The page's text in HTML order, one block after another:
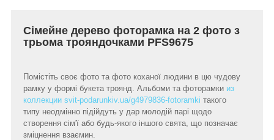
Сімейне дерево фоторамка на 2 фото з
трьома трояндочками PFS9675
Помістіть своє фото та фото коханої людини в цю чудову
рамку у формі букета троянд. Альбоми та фоторамки из
коллекции svit-podarunkiv.ua/g4979836-fotoramki такого
типу неодмінно підійдуть у дар молодій парі щодо
створення сім'ї або будь-якого іншого свята, що позначає
зміцнення взаємин.